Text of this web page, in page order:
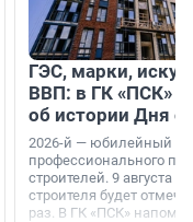
ГЭС, марки,
ВВП: в ГК «ПСК»
об истории Дня
2026-й — юбилейный
профессионального
строителей. 9 августа
строителя будет
раз. В ГК «ПСК»